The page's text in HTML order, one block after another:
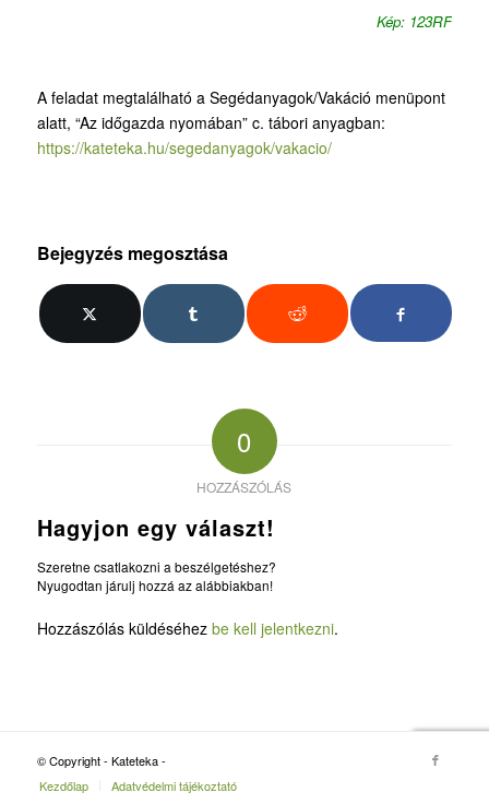
Kép: 123RF
A feladat megtalálható a Segédanyagok/Vakáció menüpont
alatt, “Az időgazda nyomában” c. tábori anyagban:
https://kateteka.hu/segedanyagok/vakacio/
Bejegyzés megosztása
0
HOZZÁSZÓLÁS
Hagyjon egy választ!
Szeretne csatlakozni a beszélgetéshez?
Nyugodtan járulj hozzá az alábbiakban!
Hozzászólás küldéséhez be kell jelentkezni.
© Copyright - Kateteka -
Kezdőlap
Adatvédelmi tájékoztató